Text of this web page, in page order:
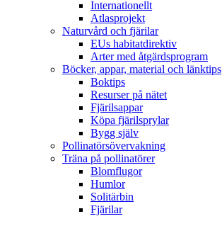
Internationellt
Atlasprojekt
Naturvård och fjärilar
EUs habitatdirektiv
Arter med åtgärdsprogram
Böcker, appar, material och länktips
Boktips
Resurser på nätet
Fjärilsappar
Köpa fjärilsprylar
Bygg själv
Pollinatörsövervakning
Träna på pollinatörer
Blomflugor
Humlor
Solitärbin
Fjärilar